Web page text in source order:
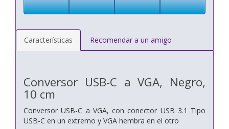
Características Recomendar a un amigo
Conversor USB-C a VGA, Negro,
10 cm
Conversor USB-C a VGA, con conector USB 3.1 Tipo
USB-C en un extremo y VGA hembra en el otro